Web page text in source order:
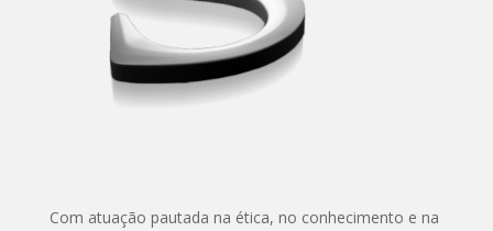
Com atuação pautada na ética, no conhecimento e na